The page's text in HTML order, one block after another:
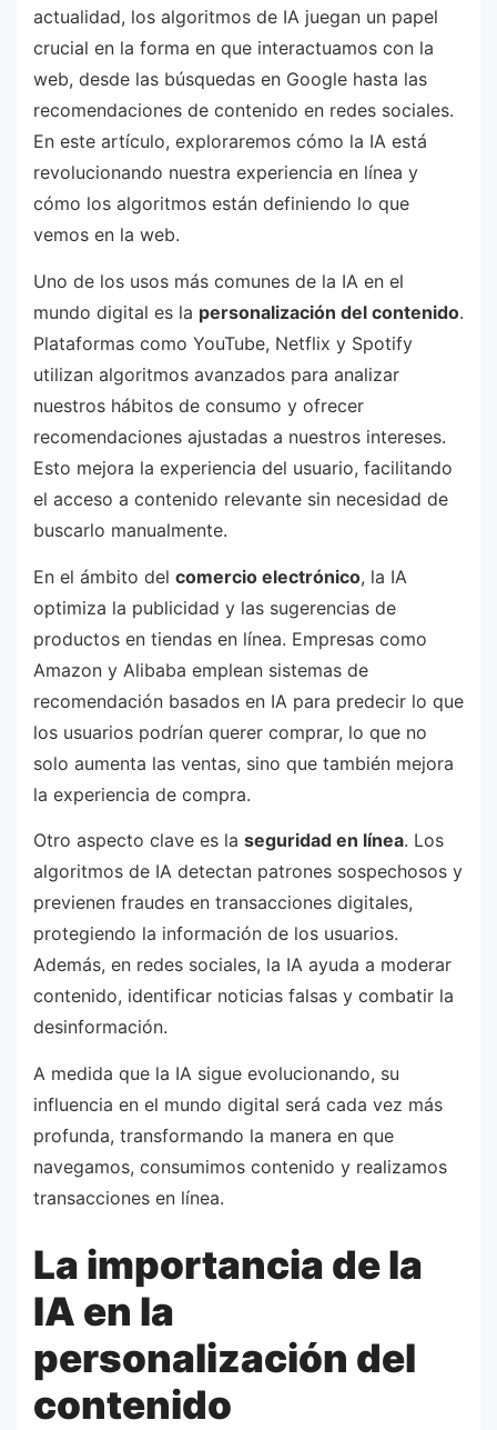
actualidad, los algoritmos de IA juegan un papel
crucial en la forma en que interactuamos con la
web, desde las búsquedas en Google hasta las
recomendaciones de contenido en redes sociales.
En este artículo, exploraremos cómo la IA está
revolucionando nuestra experiencia en línea y
cómo los algoritmos están definiendo lo que
vemos en la web.
Uno de los usos más comunes de la IA en el
mundo digital es la personalización del contenido.
Plataformas como YouTube, Netflix y Spotify
utilizan algoritmos avanzados para analizar
nuestros hábitos de consumo y ofrecer
recomendaciones ajustadas a nuestros intereses.
Esto mejora la experiencia del usuario, facilitando
el acceso a contenido relevante sin necesidad de
buscarlo manualmente.
En el ámbito del comercio electrónico, la IA
optimiza la publicidad y las sugerencias de
productos en tiendas en línea. Empresas como
Amazon y Alibaba emplean sistemas de
recomendación basados en IA para predecir lo que
los usuarios podrían querer comprar, lo que no
solo aumenta las ventas, sino que también mejora
la experiencia de compra.
Otro aspecto clave es la seguridad en línea. Los
algoritmos de IA detectan patrones sospechosos y
previenen fraudes en transacciones digitales,
protegiendo la información de los usuarios.
Además, en redes sociales, la IA ayuda a moderar
contenido, identificar noticias falsas y combatir la
desinformación.
A medida que la IA sigue evolucionando, su
influencia en el mundo digital será cada vez más
profunda, transformando la manera en que
navegamos, consumimos contenido y realizamos
transacciones en línea.
La importancia de la
IA en la
personalización del
contenido